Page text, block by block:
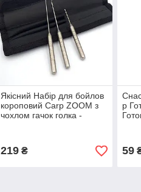
Якісний Набір для бойлов
короповий Carp ZOOM з
чохлом гачок голка -
219₴
р
59